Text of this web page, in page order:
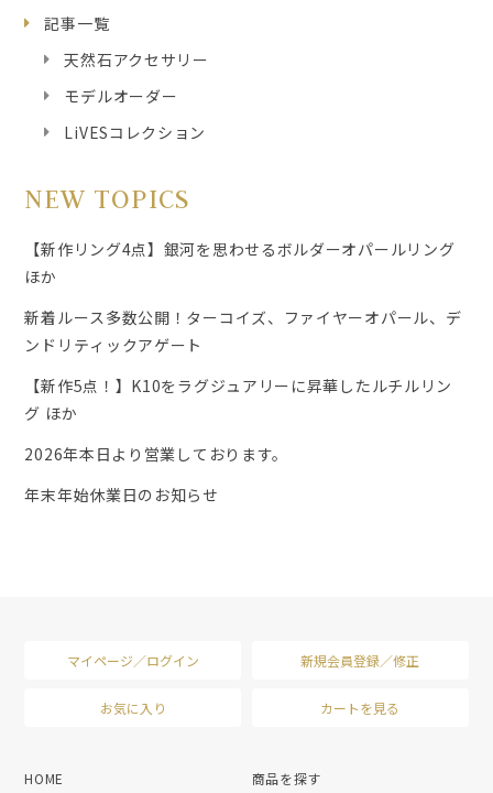
記事一覧
天然石アクセサリー
モデルオーダー
LiVESコレクション
NEW TOPICS
【新作リング4点】銀河を思わせるボルダーオパールリング
ほか
新着ルース多数公開！ターコイズ、ファイヤーオパール、デ
ンドリティックアゲート
【新作5点！】K10をラグジュアリーに昇華したルチルリン
グ ほか
2026年本日より営業しております。
年末年始休業日のお知らせ
マイページ／ログイン 新規会員登録／修正
お気に入り カートを見る
HOME 商品を探す